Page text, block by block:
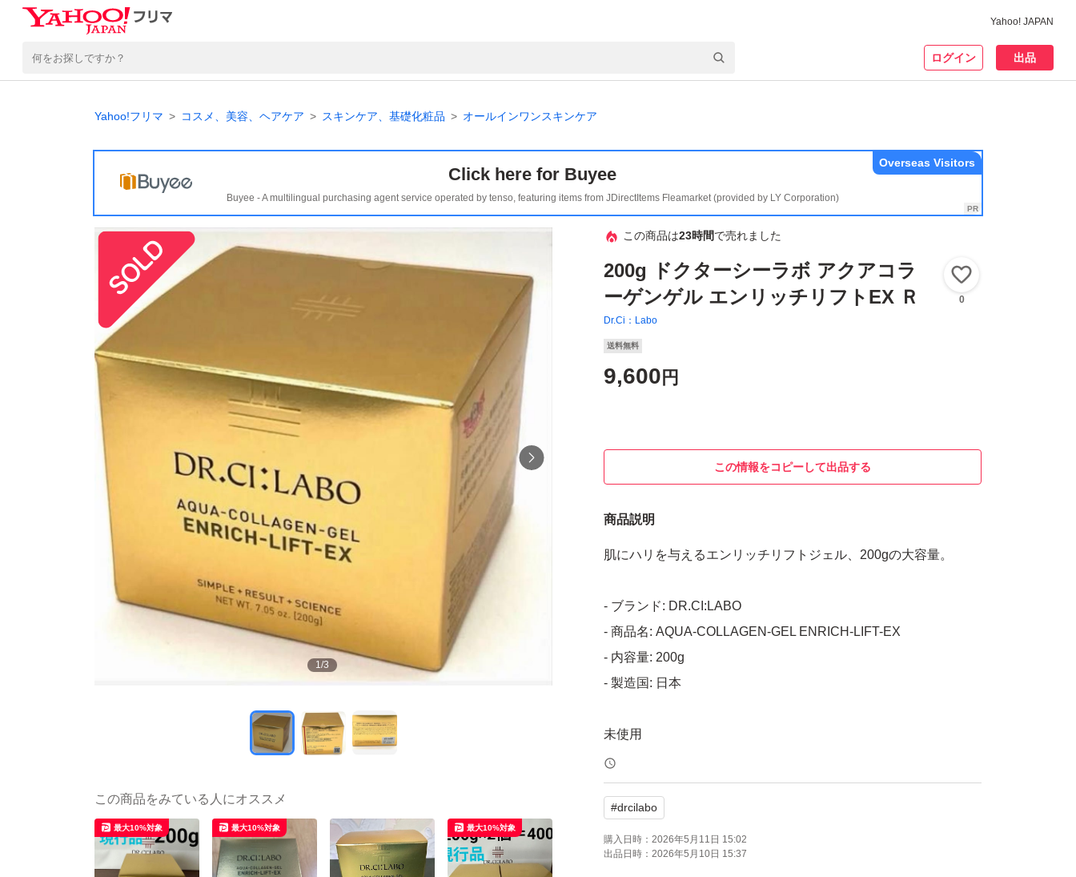
Yahoo! JAPAN
ログイン 出品
Yahoo!フリマ コスメ、美容、ヘアケア スキンケア、基礎化粧品 オールインワンスキンケア
Click here for Buyee
Buyee - A multilingual purchasing agent service operated by tenso, featuring items from JDirectItems Fleamarket (provided by LY Corporation)
Overseas Visitors
1/3
この商品は23時間で売れました
200g ドクターシーラボ アクアコラ
ーゲンゲル エンリッチリフトEX Ｒ
Dr.Ci：Labo
0
送料無料
9,600 円
この情報をコピーして出品する
商品説明
肌にハリを与えるエンリッチリフトジェル、200gの大容量。
- ブランド: DR.CI:LABO
- 商品名: AQUA-COLLAGEN-GEL ENRICH-LIFT-EX
- 内容量: 200g
- 製造国: 日本
未使用
未開封
未使用品となっておりますが、神経質な方はご遠慮くださいま
せ。
自宅保管品による外箱擦れ凹みなどございます。 ご理解頂ける
#drcilabo
購入日時： 2026年5月11日 15:02
出品日時： 2026年5月10日 15:37
この商品をみている人にオススメ
最大10%対象 最大10%対象 最大10%対象